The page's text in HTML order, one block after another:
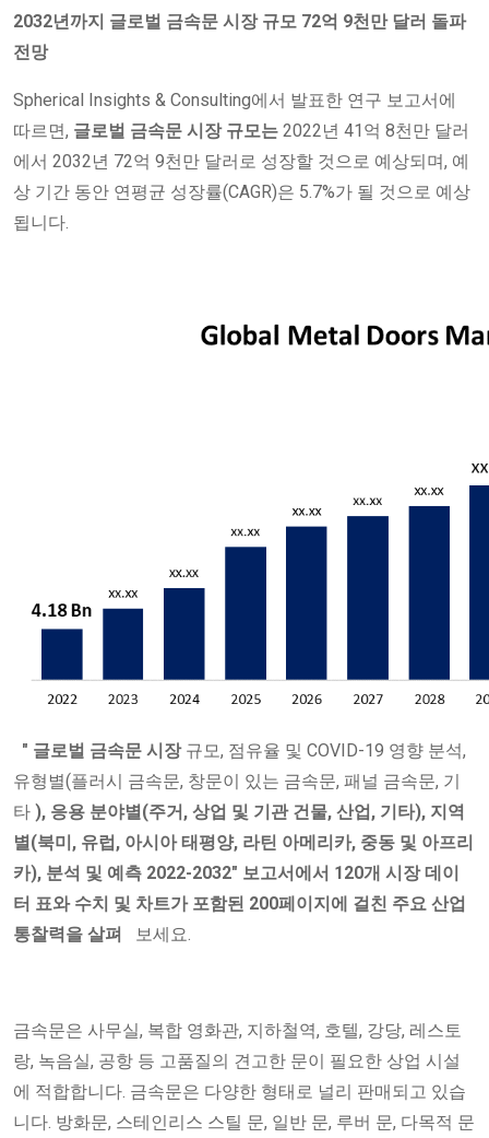
2032년까지 글로벌 금속문 시장 규모 72억 9천만 달러 돌파
전망
Spherical Insights & Consulting에서 발표한 연구 보고서에
따르면, 글로벌 금속문 시장규모는 2022년 41억 8천만 달러
에서 2032년 72억 9천만 달러로 성장할 것으로 예상되며, 예
상 기간 동안 연평균 성장률(CAGR)은 5.7%가 될 것으로 예상
됩니다.
" 글로벌 금속문 시장규모, 점유율 및 COVID-19 영향 분석,
유형별(플러시 금속문, 창문이 있는 금속문, 패널 금속문, 기
타 ), 응용 분야별(주거, 상업 및 기관 건물, 산업, 기타), 지역
별(북미, 유럽, 아시아 태평양, 라틴 아메리카, 중동 및 아프리
카), 분석 및 예측 2022-2032" 보고서에서 120개 시장 데이
터 표와 수치 및 차트가 포함된 200페이지에 걸친 주요 산업
통찰력을 살펴
보세요.
금속문은 사무실, 복합 영화관, 지하철역, 호텔, 강당, 레스토
랑, 녹음실, 공항 등 고품질의 견고한 문이 필요한 상업 시설
에 적합합니다. 금속문은 다양한 형태로 널리 판매되고 있습
니다. 방화문, 스테인리스 스틸 문, 일반 문, 루버 문, 다목적 문